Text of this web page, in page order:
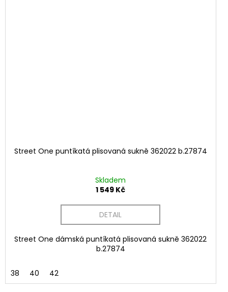
Street One puntíkatá plisovaná sukně 362022 b.27874
Skladem
1 549 Kč
DETAIL
Street One dámská puntíkatá plisovaná sukně 362022
b.27874
38 40 42